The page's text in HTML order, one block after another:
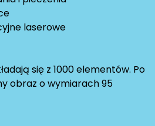
laserowe
się z 1000 elementów. Po
obraz o wymiarach 95